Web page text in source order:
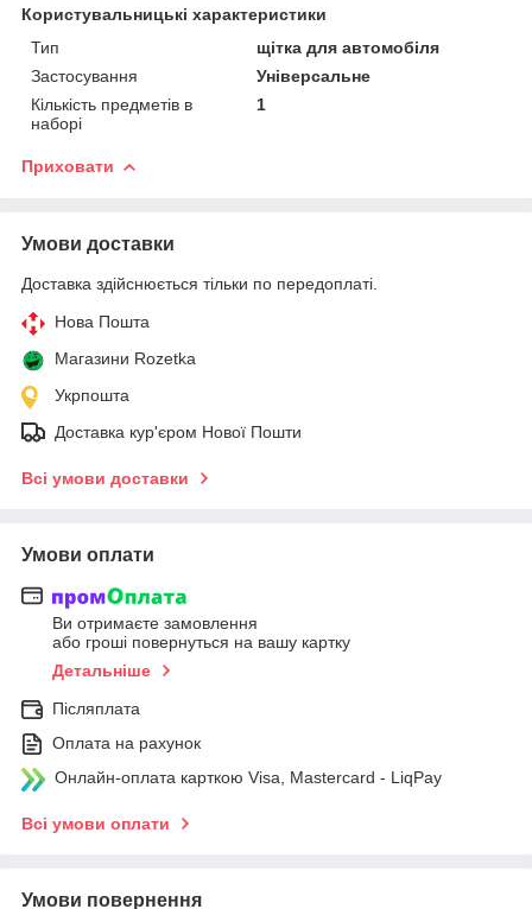
Користувальницькі характеристики
Тип
щітка для автомобіля
Застосування
Універсальне
Кількість предметів в
наборі
1
Приховати
Умови доставки
Доставка здійснюється тільки по передоплаті.
Нова Пошта
Магазини Rozetka
Укрпошта
Доставка кур'єром Нової Пошти
Всі умови доставки
Умови оплати
Ви отримаєте замовлення
або гроші повернуться на вашу картку
Детальніше
Післяплата
Оплата на рахунок
Онлайн-оплата карткою Visa, Mastercard - LiqPay
Всі умови оплати
Умови повернення